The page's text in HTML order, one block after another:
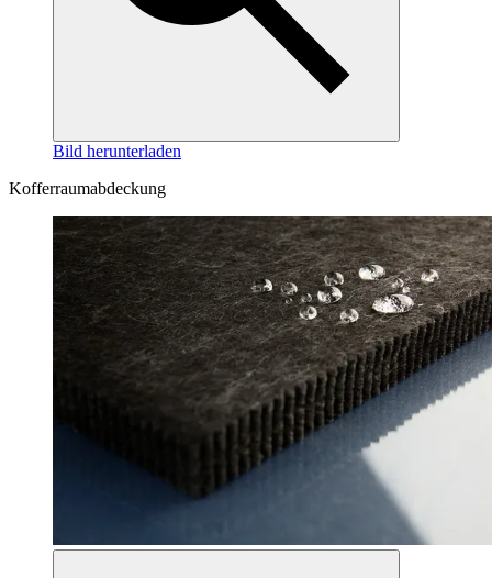
Bild herunterladen
Kofferraumabdeckung